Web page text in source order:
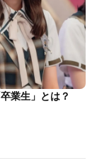
業生」とは？